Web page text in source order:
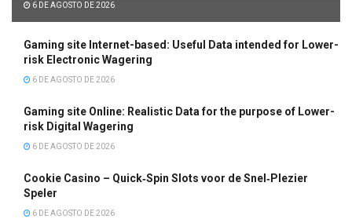
6 DE AGOSTO DE 2026
Gaming site Internet-based: Useful Data intended for Lower-
risk Electronic Wagering
6 DE AGOSTO DE 2026
Gaming site Online: Realistic Data for the purpose of Lower-
risk Digital Wagering
6 DE AGOSTO DE 2026
Cookie Casino – Quick‑Spin Slots voor de Snel‑Plezier
Speler
6 DE AGOSTO DE 2026